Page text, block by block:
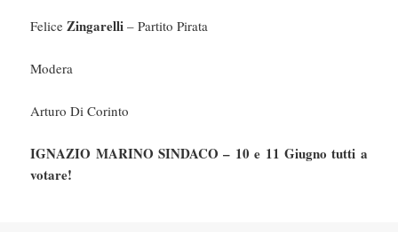
FeliceZingarelli – Partito Pirata
Modera
Arturo Di Corinto
IGNAZIO MARINO SINDACO – 10 e 11 Giugno tutti a
votare!